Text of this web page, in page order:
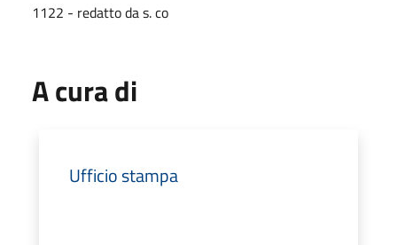
1122 - redatto da s. co
A cura di
Ufficio stampa